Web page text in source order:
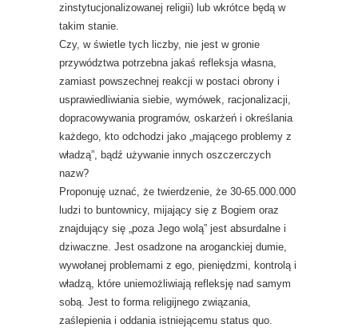
zinstytucjonalizowanej religii) lub wkrótce będą w
takim stanie.
Czy, w świetle tych liczby, nie jest w gronie
przywództwa potrzebna jakaś refleksja własna,
zamiast powszechnej reakcji w postaci obrony i
usprawiedliwiania siebie, wymówek, racjonalizacji,
dopracowywania programów, oskarżeń i określania
każdego, kto odchodzi jako „mającego problemy z
władzą”, bądź używanie innych oszczerczych
nazw?
Proponuję uznać, że twierdzenie, że 30-65.000.000
ludzi to buntownicy, mijający się z Bogiem oraz
znajdujący się „poza Jego wolą” jest absurdalne i
dziwaczne. Jest osadzone na aroganckiej dumie,
wywołanej problemami z ego, pieniędzmi, kontrolą i
władzą, które uniemożliwiają refleksję nad samym
sobą. Jest to forma religijnego związania,
zaślepienia i oddania istniejącemu status quo.